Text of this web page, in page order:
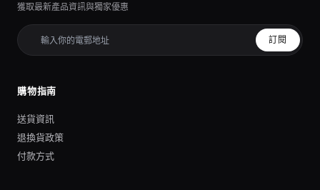
獲取最新產品資訊與獨家優惠
訂閱
購物指南
送貨資訊
退換貨政策
付款方式